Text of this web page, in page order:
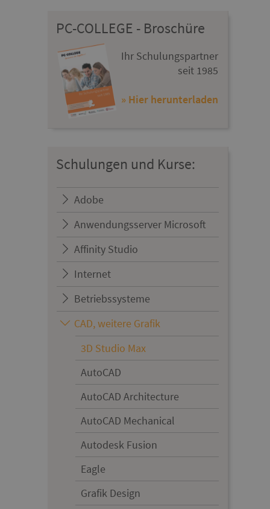
PC-COLLEGE - Broschüre
Ihr Schulungspartner
seit 1985
» Hier herunterladen
Schulungen und Kurse:
Adobe
Anwendungsserver Microsoft
Affinity Studio
Internet
Betriebssysteme
CAD, weitere Grafik
3D Studio Max
AutoCAD
AutoCAD Architecture
AutoCAD Mechanical
Autodesk Fusion
Eagle
Grafik Design